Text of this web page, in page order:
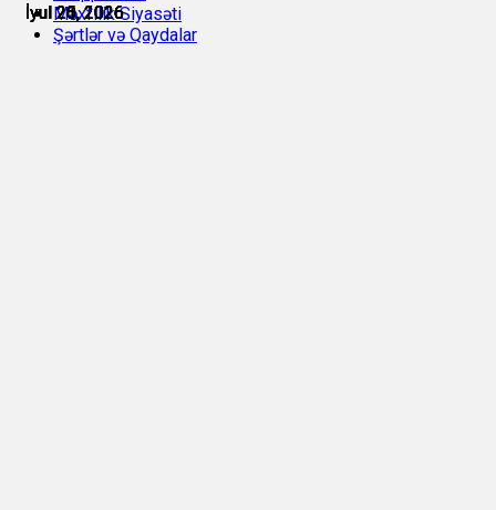
İyul 20, 2026
İyul 20, 2026
İyul 21, 2026
İyul 21, 2026
İyul 26, 2026
İyul 25, 2026
Məxfilik Siyasəti
Şərtlər və Qaydalar